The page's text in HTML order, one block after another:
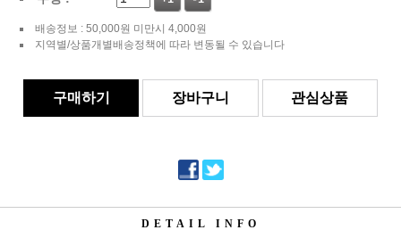
배송정보 : 50,000원 미만시 4,000원
지역별/상품개별배송정책에 따라 변동될 수 있습니다
구매하기 장바구니 관심상품
DETAIL INFO